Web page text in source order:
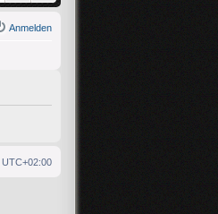
Anmelden
UTC+02:00